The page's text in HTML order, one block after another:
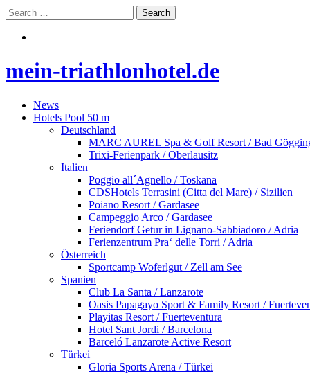
mein-triathlonhotel.de
News
Hotels Pool 50 m
Deutschland
MARC AUREL Spa & Golf Resort / Bad
Trixi-Ferienpark / Oberlausitz
Italien
Poggio all´Agnello / Toskana
CDSHotels Terrasini (Citta del Mare) / Sizilien
Poiano Resort / Gardasee
Campeggio Arco / Gardasee
Feriendorf Getur in Lignano-Sabbiadoro / Adria
Ferienzentrum Pra‘ delle Torri / Adria
Österreich
Sportcamp Woferlgut / Zell am See
Spanien
Club La Santa / Lanzarote
Oasis Papagayo Sport & Family Resort /
Playitas Resort / Fuerteventura
Hotel Sant Jordi / Barcelona
Barceló Lanzarote Active Resort
Türkei
Gloria Sports Arena / Türkei